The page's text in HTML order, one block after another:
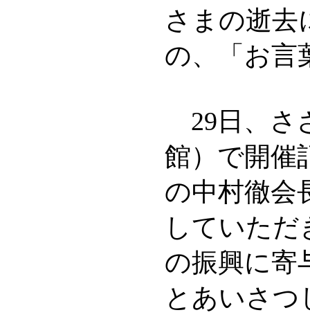
さまの逝去
の、「お言
29日、さ
館）で開催
の中村徹会
していた
の振興に寄
とあいさつ